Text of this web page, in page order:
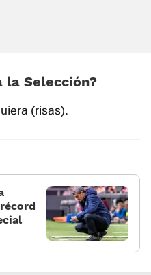
la Selección?
(risas).